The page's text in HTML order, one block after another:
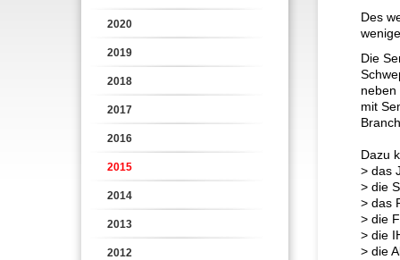
2020
2019
2018
2017
2016
2015
2014
2013
2012
Des
Die
neben
mit
Dazu
> das
> die
> das
> die
> die
> die